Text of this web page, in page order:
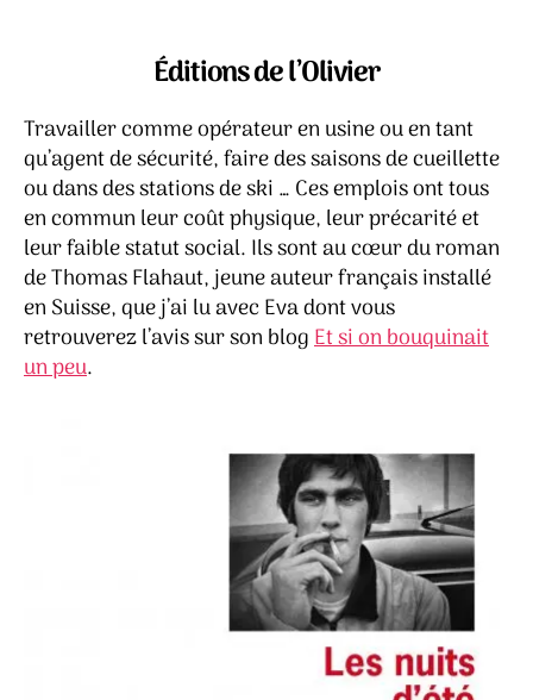
Éditions de l’Olivier
Travailler comme opérateur en usine ou en tant
qu’agent de sécurité, faire des saisons de cueillette
ou dans des stations de ski … Ces emplois ont tous
en commun leur coût physique, leur précarité et
leur faible statut social. Ils sont au cœur du roman
de Thomas Flahaut, jeune auteur français installé
en Suisse, que j’ai lu avec Eva dont vous
retrouverez l’avis sur son blogEt si on bouquinait
un peu.